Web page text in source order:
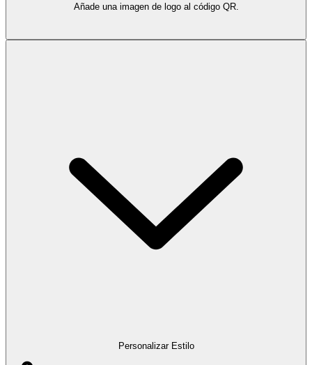
Añade una imagen de logo al código QR.
Personalizar Estilo